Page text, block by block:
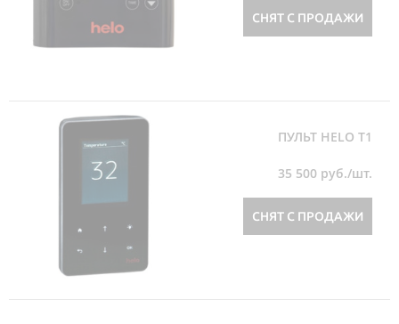
СНЯТ С ПРОДАЖИ
ПУЛЬТ HELO T1
35 500 руб./шт.
СНЯТ С ПРОДАЖИ